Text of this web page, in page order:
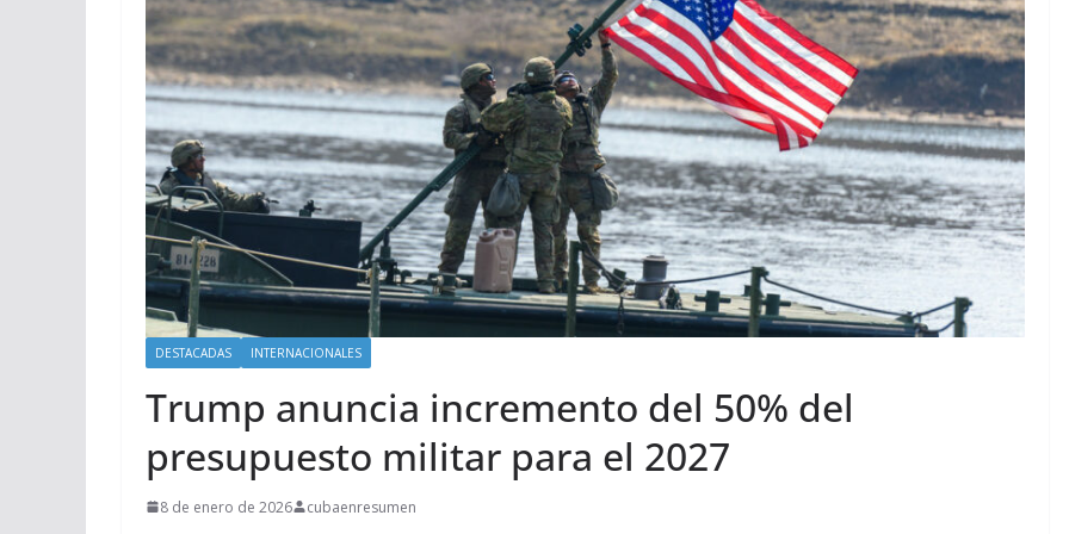
DESTACADAS INTERNACIONALES
Trump anuncia incremento del 50% del
presupuesto militar para el 2027
8 de enero de 2026 cubaenresumen